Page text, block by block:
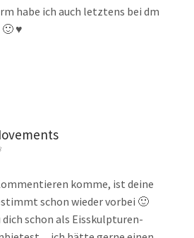
habe ich auch letztens bei dm
♥
komme, ist deine
schon wieder vorbei 🙂
dich schon als Eisskulpturen-